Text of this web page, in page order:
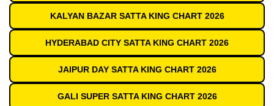
KALYAN BAZAR SATTA KING CHART 2026
HYDERABAD CITY SATTA KING CHART 2026
JAIPUR DAY SATTA KING CHART 2026
GALI SUPER SATTA KING CHART 2026